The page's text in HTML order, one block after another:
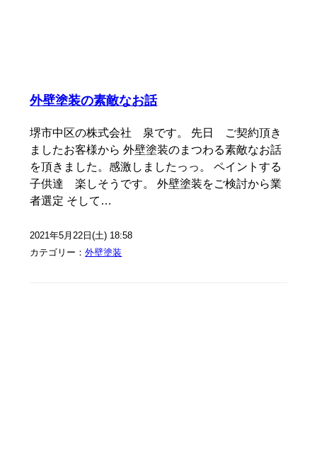
外壁塗装の素敵なお話
堺市中区の株式会社 泉です。 先日 ご契約頂き
ましたお客様から 外壁塗装のまつわる素敵なお話
を頂きました。感激しましたっっ。 ペイントする
子供達 楽しそうです。 外壁塗装をご検討から業
者選定 そして…
2021年5月22日(土) 18:58
カテゴリー：外壁塗装